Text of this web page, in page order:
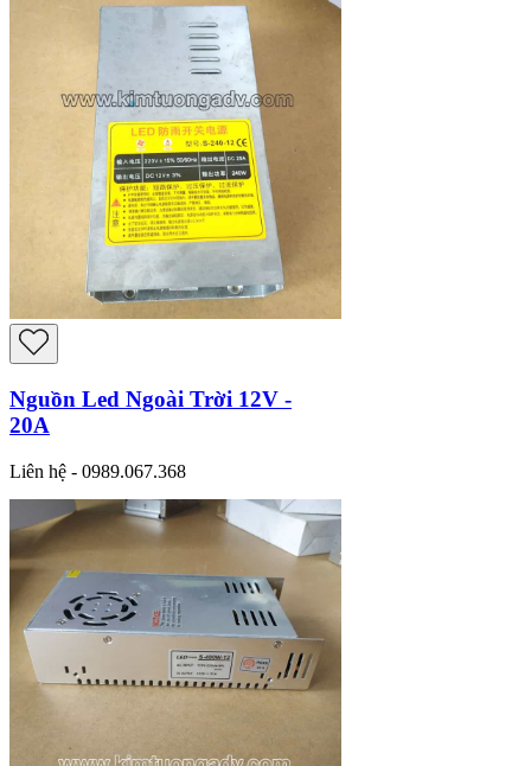
Nguồn Led Ngoài Trời 12V -
20A
Liên hệ - 0989.067.368